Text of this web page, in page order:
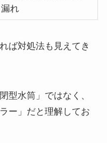
漏れ
ば対処法も見えてき
型水筒」ではなく、
ー」だと理解してお